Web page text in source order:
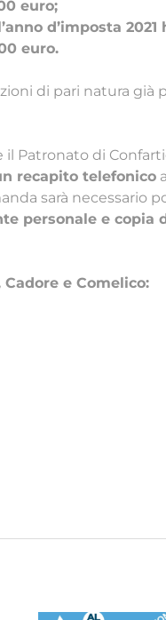
euro;
d’imposta
euro.
di pari natura già
Patronato di
recapito telefonico
sarà necessario
personale e copia
e Comelico: